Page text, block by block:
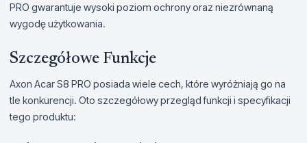
PRO gwarantuje wysoki poziom ochrony oraz niezrównaną
wygodę użytkowania.
Szczegółowe Funkcje
Axon Acar S8 PRO posiada wiele cech, które wyróżniają go na
tle konkurencji. Oto szczegółowy przegląd funkcji i specyfikacji
tego produktu: